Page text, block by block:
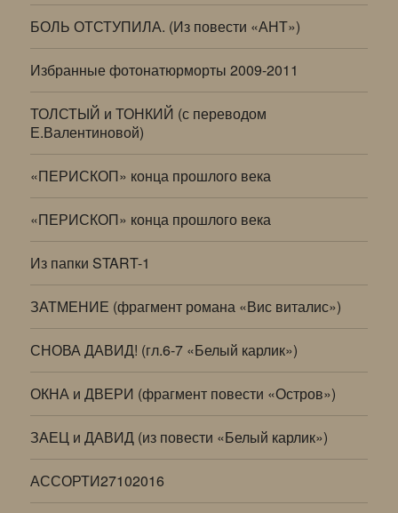
БОЛЬ ОТСТУПИЛА. (Из повести «АНТ»)
Избранные фотонатюрморты 2009-2011
ТОЛСТЫЙ и ТОНКИЙ (с переводом
Е.Валентиновой)
«ПЕРИСКОП» конца прошлого века
«ПЕРИСКОП» конца прошлого века
Из папки START-1
ЗАТМЕНИЕ (фрагмент романа «Вис виталис»)
СНОВА ДАВИД! (гл.6-7 «Белый карлик»)
ОКНА и ДВЕРИ (фрагмент повести «Остров»)
ЗАЕЦ и ДАВИД (из повести «Белый карлик»)
АССОРТИ27102016